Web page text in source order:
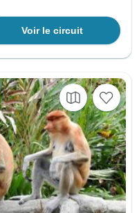
Voir le circuit